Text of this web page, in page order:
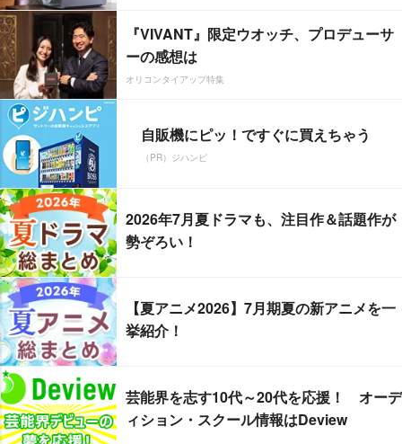
『VIVANT』限定ウオッチ、プロデューサ
ーの感想は
オリコンタイアップ特集
自販機にピッ！ですぐに買えちゃう
（PR）ジハンピ
2026年7月夏ドラマも、注目作＆話題作が
勢ぞろい！
【夏アニメ2026】7月期夏の新アニメを一
挙紹介！
芸能界を志す10代～20代を応援！ オーデ
ィション・スクール情報はDeview